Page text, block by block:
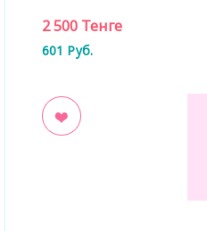
2 500 Тенге
601 Руб.